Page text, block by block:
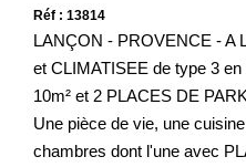
Réf : 13814
LANÇON - PROVENCE - A
et CLIMATISEE de type 3
10m² et 2 PLACES DE
Une pièce de vie, une
chambres dont l'une avec